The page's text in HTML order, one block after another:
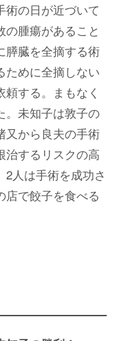
術の日が近づいて
の腫瘍があること
膵臓を全摘する術
ために全摘しない
する。まもなく
。未知子は敦子の
又から良夫の手術
治するリスクの高
人は手術を成功さ
店で餃子を食べる